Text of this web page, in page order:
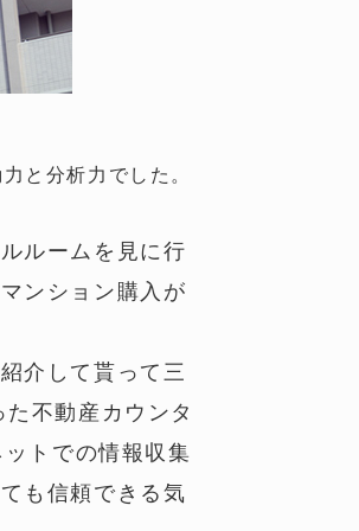
と分析力でした。
ルームを見に行
ンション購入が
介して貰って三
不動産カウンタ
トでの情報収集
も信頼できる気